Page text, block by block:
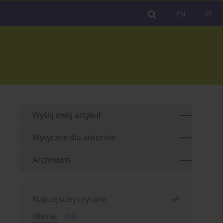
PL
EN
Wyślij swój artykuł
Wytyczne dla autorów
Archiwum
Najczęściej czytane
Miesiąc
Rok